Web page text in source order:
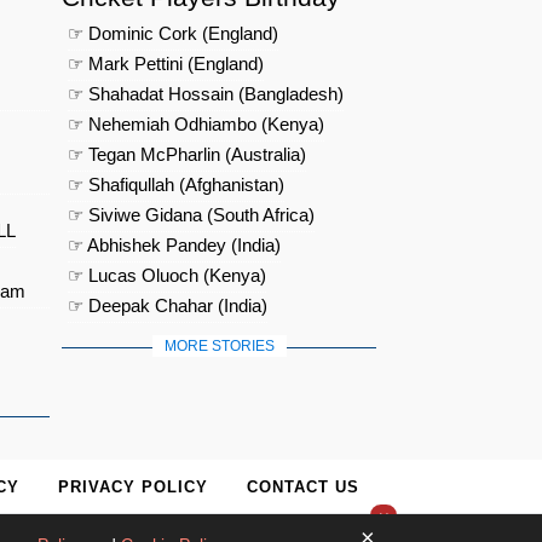
☞ Dominic Cork (England)
☞ Mark Pettini (England)
☞ Shahadat Hossain (Bangladesh)
☞ Nehemiah Odhiambo (Kenya)
☞ Tegan McPharlin (Australia)
☞ Shafiqullah (Afghanistan)
☞ Siviwe Gidana (South Africa)
☞ Abhishek Pandey (India)
☞ Lucas Oluoch (Kenya)
☞ Deepak Chahar (India)
MORE STORIES
PRIVACY POLICY CONTACT US
×